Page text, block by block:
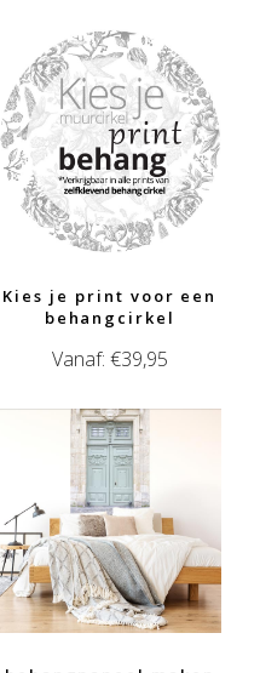
Kies je print voor een
behangcirkel
Vanaf: €39,95